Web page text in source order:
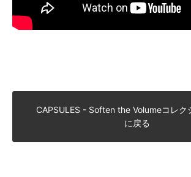
CAPSULES - Soften the Volumeコレク
に戻る